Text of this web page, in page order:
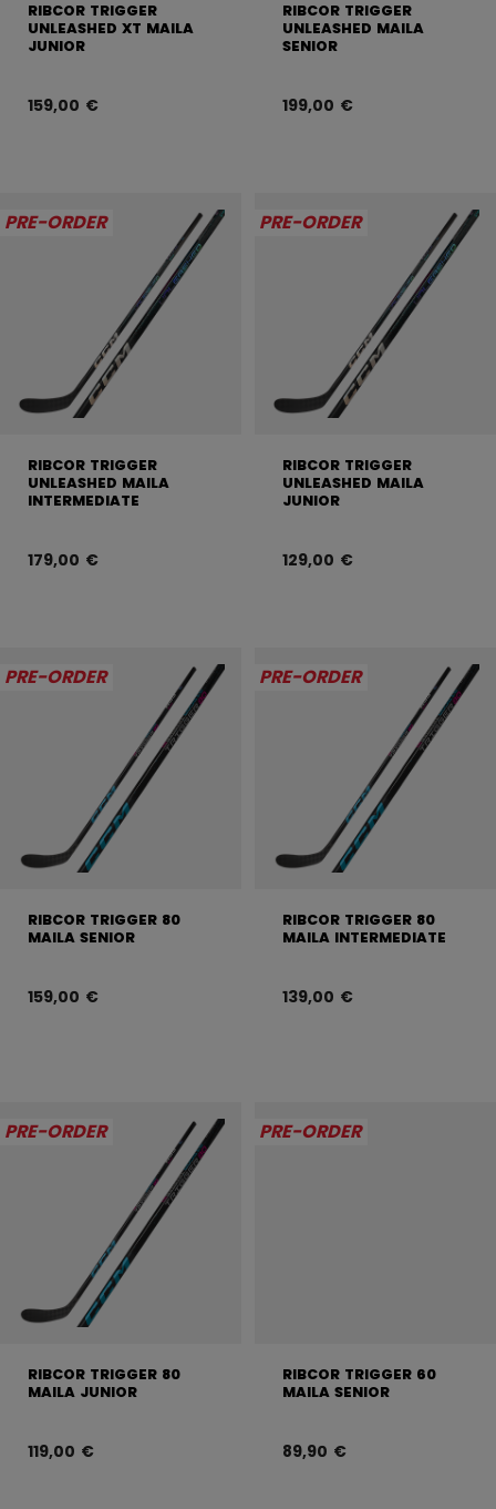
RIBCOR TRIGGER
UNLEASHED XT MAILA
JUNIOR
159,00 €
RIBCOR TRIGGER
UNLEASHED MAILA
SENIOR
199,00 €
PRE-ORDER
RIBCOR TRIGGER
UNLEASHED MAILA
INTERMEDIATE
179,00 €
PRE-ORDER
RIBCOR TRIGGER
UNLEASHED MAILA
JUNIOR
129,00 €
PRE-ORDER
RIBCOR TRIGGER 80
MAILA SENIOR
159,00 €
PRE-ORDER
RIBCOR TRIGGER 80
MAILA INTERMEDIATE
139,00 €
PRE-ORDER
RIBCOR TRIGGER 80
MAILA JUNIOR
119,00 €
PRE-ORDER
RIBCOR TRIGGER 60
MAILA SENIOR
89,90 €